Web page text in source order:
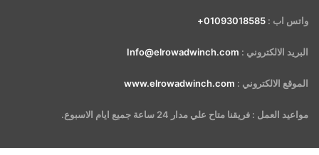
واتس اب : 01093018585+
البريد الالكتروني : Info@elrowadwinch.com
الموقع الالكتروني : www.elrowadwinch.com
مواعيد العمل : فريقنا متاح علي مدار 24 ساعة جميع ايام الاسبوع.